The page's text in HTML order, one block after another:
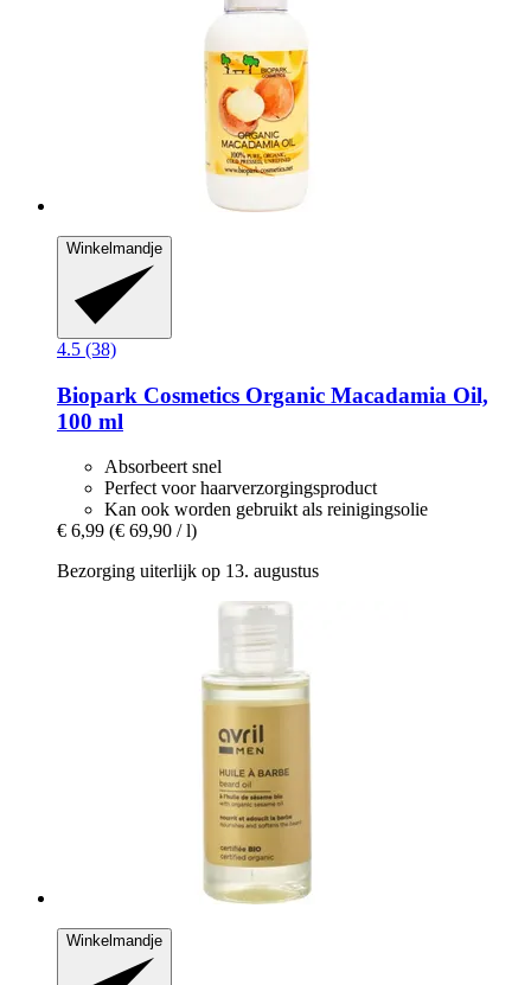
Winkelmandje
4.5 (38)
Biopark Cosmetics Organic Macadamia Oil,
100 ml
Absorbeert snel
Perfect voor haarverzorgingsproduct
Kan ook worden gebruikt als reinigingsolie
€ 6,99 (€ 69,90 / l)
Bezorging uiterlijk op 13. augustus
Winkelmandje